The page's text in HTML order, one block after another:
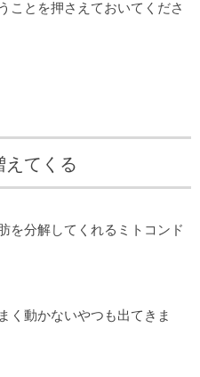
ことを押さえておいてくださ
えてくる
を分解してくれるミトコンド
く動かないやつも出てきま